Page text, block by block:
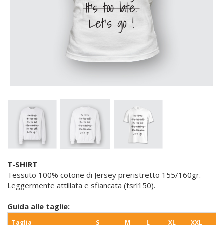
T-SHIRT
Tessuto 100% cotone di Jersey preristretto 155/160gr.
Leggermente attillata e sfiancata (tsrl150).
Guida alle taglie:
Taglia S M L XL XXL